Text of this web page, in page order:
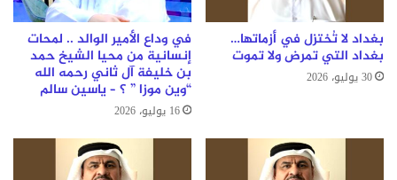
بغداد لا تُختزل في أزماتها…
بغداد التي تمرض ولا تموت
30 يوليو، 2026
في وداع الأمير الوالد .. لمحات
إنسانية من محيا الشيخ حمد
بن خليفة آل ثاني رحمه الله
“وين موزا ” ؟ – ياسين سالم
16 يوليو، 2026